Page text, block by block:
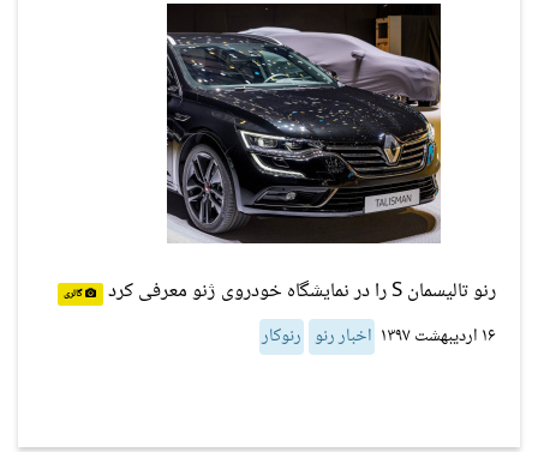
رنو تالیسمان S را در نمایشگاه خودروی ژنو معرفی کرد گالری
۱۶ اردیبهشت ۱۳۹۷ اخبار رنو رنوکار